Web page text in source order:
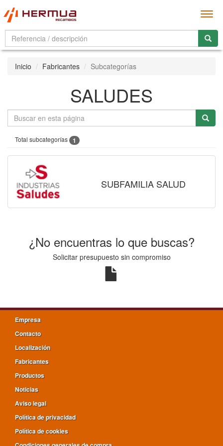
Inicio Fabricantes Subcategorías
SALUDES
Total subcategorías 1
SUBFAMILIA SALUD
¿No encuentras lo que buscas?
Solicitar presupuesto sin compromiso
Empresa
Contacto
Localización
Fabricantes
Productos
Noticias
Aviso legal
Política de privacidad
Política de cookies